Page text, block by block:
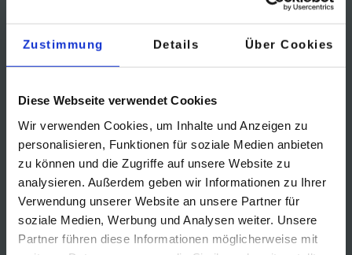
Zustimmung Details Über Cookies
Diese Webseite verwendet Cookies
Wir verwenden Cookies, um Inhalte und Anzeigen zu
personalisieren, Funktionen für soziale Medien anbieten
zu können und die Zugriffe auf unsere Website zu
analysieren. Außerdem geben wir Informationen zu Ihrer
Verwendung unserer Website an unsere Partner für
soziale Medien, Werbung und Analysen weiter. Unsere
Partner führen diese Informationen möglicherweise mit